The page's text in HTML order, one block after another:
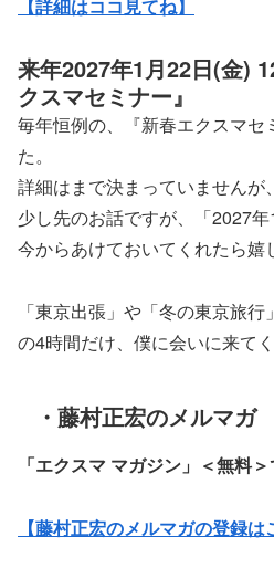
【詳細はココ見てね】
来年2027年1月22日(金)
クスマセミナー』
毎年恒例の、『新春エクスマセ
た。
詳細はまで決まっていませんが
少し先のお話ですが、「2027年
今からあけておいてくれたら嬉
「東京出張」や「冬の東京旅
の4時間だけ、僕に会いに来てく
・藤村正宏のメルマガ
「エクスマ マガジン」 ＜無料＞
【藤村正宏のメルマガの登録は